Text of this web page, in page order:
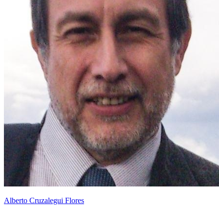
Alberto Cruzalegui Flores